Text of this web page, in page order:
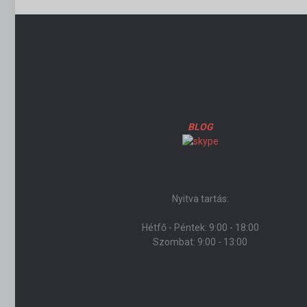
BLOG
Nyitva tartás:
Hétfő - Péntek: 9:00 - 18:00
Szombat: 9:00 - 13:00